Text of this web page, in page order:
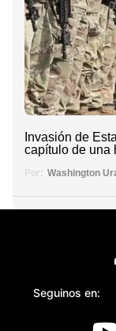
Invasión de
capítulo de una
Por: Washington
Seguinos en: